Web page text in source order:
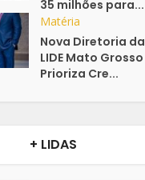
35 milhões para...
Matéria
Nova Diretoria da
LIDE Mato Grosso
Prioriza Cre...
+ LIDAS